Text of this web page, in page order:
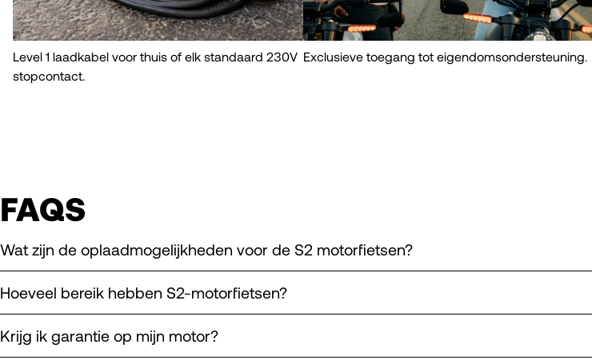
Level 1 laadkabel voor thuis of elk standaard 230V
stopcontact.
Exclusieve toegang tot eigendomsondersteuning.
FAQS
Wat zijn de oplaadmogelijkheden voor de S2 motorfietsen?
Hoeveel bereik hebben S2-motorfietsen?
Krijg ik garantie op mijn motor?